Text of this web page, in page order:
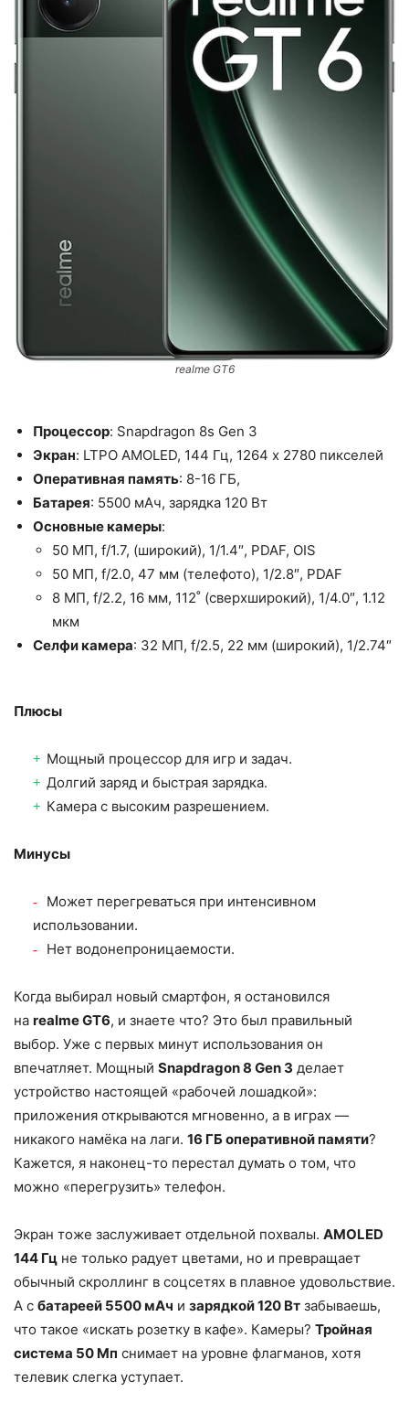
realme GT6
Процессор: Snapdragon 8s Gen 3
Экран: LTPO AMOLED, 144 Гц, 1264 x 2780 пикселей
Оперативная память: 8-16 ГБ,
Батарея: 5500 мАч, зарядка 120 Вт
Основные камеры:
50 МП, f/1.7, (широкий), 1/1.4″, PDAF, OIS
50 МП, f/2.0, 47 мм (телефото), 1/2.8″, PDAF
8 МП, f/2.2, 16 мм, 112˚ (сверхширокий), 1/4.0″, 1.12
мкм
Селфи камера: 32 МП, f/2.5, 22 мм (широкий), 1/2.74″
Плюсы
Мощный процессор для игр и задач.
Долгий заряд и быстрая зарядка.
Камера с высоким разрешением.
Минусы
Может перегреваться при интенсивном
использовании.
Нет водонепроницаемости.
Когда выбирал новый смартфон, я остановился
на realme GT6, и знаете что? Это был правильный
выбор. Уже с первых минут использования он
впечатляет. Мощный Snapdragon 8 Gen 3 делает
устройство настоящей «рабочей лошадкой»:
приложения открываются мгновенно, а в играх —
никакого намёка на лаги. 16 ГБ оперативной памяти?
Кажется, я наконец-то перестал думать о том, что
можно «перегрузить» телефон.
Экран тоже заслуживает отдельной похвалы. AMOLED
144 Гц не только радует цветами, но и превращает
обычный скроллинг в соцсетях в плавное удовольствие.
А с батареей 5500 мАч и зарядкой 120 Вт забываешь,
что такое «искать розетку в кафе». Камеры? Тройная
система 50 Мп снимает на уровне флагманов, хотя
телевик слегка уступает.